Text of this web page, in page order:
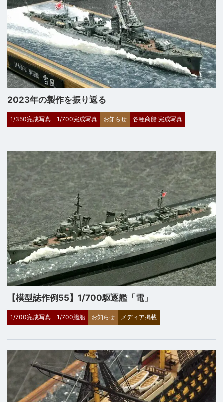
2023年の製作を振り返る
1/350完成写真 1/700完成写真 お知らせ 各種商船 完成写真
【模型誌作例55】1/700駆逐艦「電」
1/700完成写真 1/700艦船 お知らせ メディア掲載